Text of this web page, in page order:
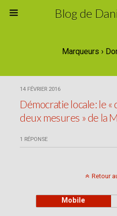
Blog de
Marqueurs ›
14 FÉVRIER 2016
Démocratie locale: le «
deux mesures » de la
1 RÉPONSE
Retour
Mobile